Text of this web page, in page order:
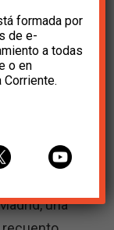
en el
el
país
una
formada por
de e-
a todas
o en